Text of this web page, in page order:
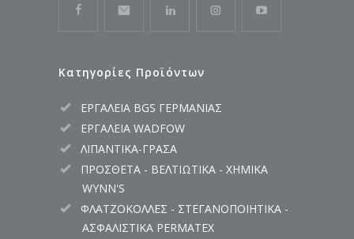
Κατηγορίες Προϊόντων
ΕΡΓΑΛΕΙΑ BGS ΓΕΡΜΑΝΙΑΣ
ΕΡΓΑΛΕΙΑ WADFOW
ΛΙΠΑΝΤΙΚΑ-ΓΡΑΣΑ
ΠΡΟΣΘΕΤΑ - ΒΕΛΤΙΩΤΙΚΑ - ΧΗΜΙΚΑ
WYNN'S
ΦΛΑΤΖΟΚΟΛΛΕΣ - ΣΤΕΓΑΝΟΠΟΙΗΤΙΚΑ -
ΑΣΦΑΛΙΣΤΙΚΑ PERMATEX